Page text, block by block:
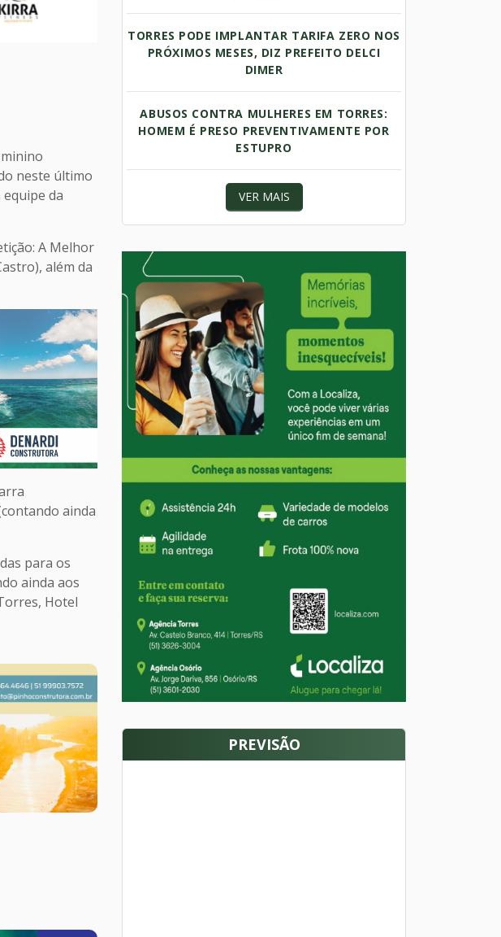
neste último
da
A Melhor
além da
ainda
para os
ainda aos
Hotel
TORRES PODE IMPLANTAR TARIFA ZERO NOS
PRÓXIMOS MESES, DIZ PREFEITO DELCI
DIMER
ABUSOS CONTRA MULHERES EM TORRES:
HOMEM É PRESO PREVENTIVAMENTE POR
ESTUPRO
VER MAIS
PREVISÃO